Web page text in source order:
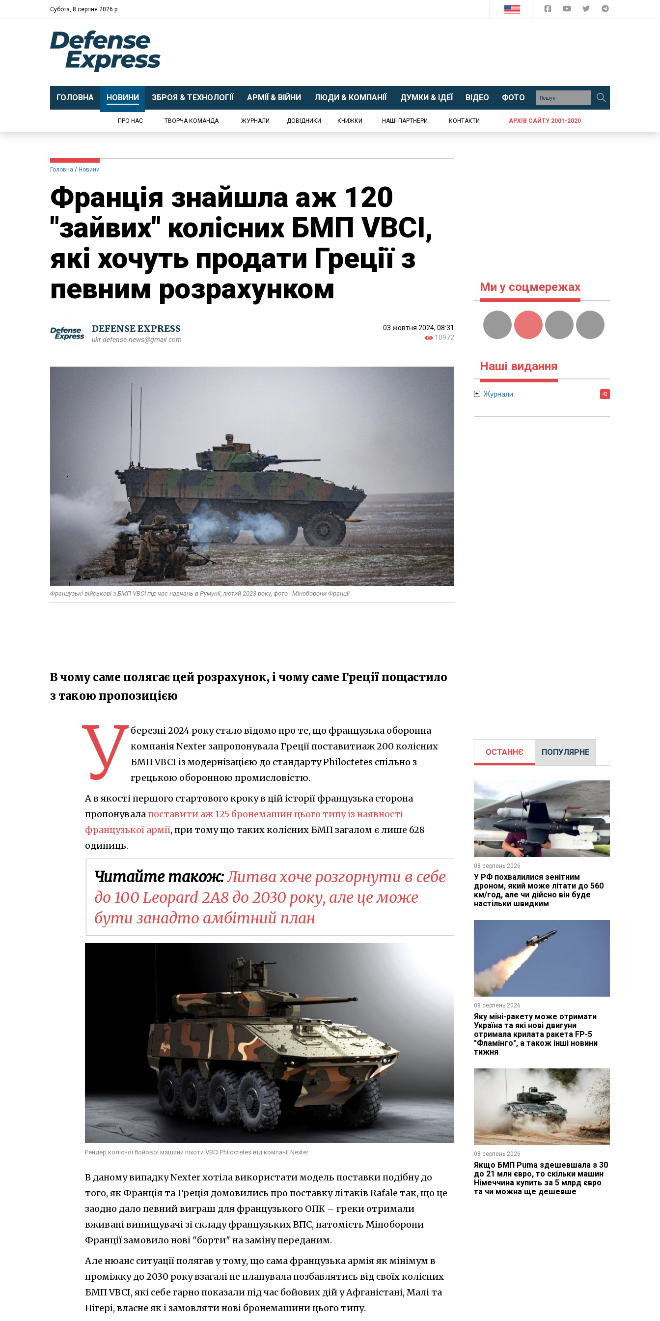
Субота, 8 серпня 2026 р.
ГОЛОВНА НОВИНИ ЗБРОЯ & ТЕХНОЛОГІЇ АРМІЇ & ВІЙНИ ЛЮДИ & КОМПАНІЇ ДУМКИ & ІДЕЇ ВІДЕО ФОТО
ПРО НАС ТВОРЧА КОМАНДА ЖУРНАЛИ ДОВІДНИКИ КНИЖКИ НАШІ ПАРТНЕРИ КОНТАКТИ АРХІВ САЙТУ 2001-2020
Головна Новини
Франція знайшла аж 120
"зайвих" колісних БМП VBCI,
які хочуть продати Греції з
певним розрахунком
DEFENSE EXPRESS
ukr.defense.news@gmail.com
03 жовтня 2024, 08:31
10972
Французькі військові з БМП VBCI під час навчань в Румунії, лютий 2023 року, фото - Міноборони Франції
В чому саме полягає цей розрахунок, і чому саме Греції пощастило
з такою пропозицією
У березні 2024 року стало відомо про те, що французька оборонна
компанія Nexter запропонувала Греції поставитиаж 200 колісних
БМП VBCI із модернізацією до стандарту Philoctetes спільно з
грецькою оборонною промисловістю.
А в якості першого стартового кроку в цій історії французька сторона
пропонувала поставити аж 125 бронемашин цього типу із наявності
французької армії, при тому що таких колісних БМП загалом є лише 628
одиниць.
Читайте також:Литва хоче розгорнути в себе
до 100 Leopard 2A8 до 2030 року, але це може
бути занадто амбітний план
Рендер колісної бойової машини піхоти VBCI Philoctetes від компанії Nexter
В даному випадку Nexter хотіла використати модель поставки подібну до
того, як Франція та Греція домовились про поставку літаків Rafale так, що це
заодно дало певний виграш для французького ОПК – греки отримали
вживані винищувачі зі складу французьких ВПС, натомість Міноборони
Франції замовило нові "борти" на заміну переданим.
Але нюанс ситуації полягав у тому, що сама французька армія як мінімум в
проміжку до 2030 року взагалі не планувала позбавлятись від своїх колісних
БМП VBCI, які себе гарно показали під час бойових дій у Афганістані, Малі та
Нігері, власне як і замовляти нові бронемашини цього типу.
Ми у соцмережах
Наші видання
Журнали 42
ОСТАННЄ ПОПУЛЯРНЕ
08 серпень 2026
У РФ похвалилися зенітним
дроном, який може літати до 560
км/год, але чи дійсно він буде
настільки швидким
08 серпень 2026
Яку міні-ракету може отримати
Україна та які нові двигуни
отримала крилата ракета FP-5
"Фламінго", а також інші новини
тижня
08 серпень 2026
Якщо БМП Puma здешевшала з 30
до 21 млн євро, то скільки машин
Німеччина купить за 5 млрд євро
та чи можна ще дешевше